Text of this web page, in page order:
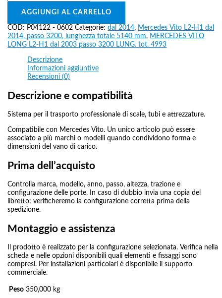
AGGIUNGI AL CARRELLO
COD: P04122 - 0602 Categorie:dal 2014, Mercedes Vito L2-H1 dal
2014, passo 3200, lunghezza totale 5140 mm, MERCEDES VITO
LONG L2-H1 dal 2003 passo 3200 LUNG. tot. 4993
Descrizione
Informazioni aggiuntive
Recensioni (0)
Descrizione e compatibilità
Sistema per il trasporto professionale di scale, tubi e attrezzature.
Compatibile con Mercedes Vito. Un unico articolo può essere
associato a più marchi o modelli quando condividono forma e
dimensioni del vano di carico.
Prima dell’acquisto
Controlla marca, modello, anno, passo, altezza, trazione e
configurazione delle porte. In caso di dubbio invia una copia del
libretto: verificheremo la configurazione corretta prima della
spedizione.
Montaggio e assistenza
Il prodotto è realizzato per la configurazione selezionata. Verifica nella
scheda e nelle opzioni disponibili quali elementi e fissaggi sono
compresi. Per installazioni particolari è disponibile il supporto
commerciale.
Peso 350,000 kg